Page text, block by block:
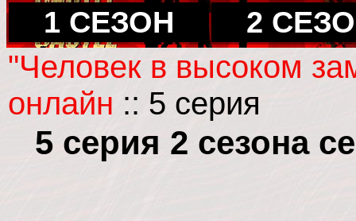
1 СЕЗОН 2
"Человек в высоком
онлайн :: 5 серия
5 серия 2 сезона